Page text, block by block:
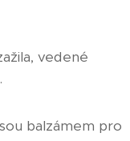
vedené
balzámem pro